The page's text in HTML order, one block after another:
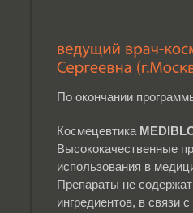
По окончании
Космецевтика
Высококачественные
использования в
Препараты не
ингредиентов, в связи